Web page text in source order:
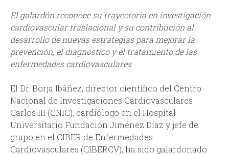
d
a
El galardón reconoce su trayectoria en investigación
cardiovascular traslacional y su contribución al
desarrollo de nuevas estrategias para mejorar la
prevención, el diagnóstico y el tratamiento de las
enfermedades cardiovasculares
El Dr. Borja Ibáñez, director científico del Centro
Nacional de Investigaciones Cardiovasculares
Carlos III (CNIC), cardiólogo en el Hospital
Universitario Fundación Jiménez Díaz y jefe de
grupo en el CIBER de Enfermedades
Cardiovasculares (CIBERCV), ha sido galardonado